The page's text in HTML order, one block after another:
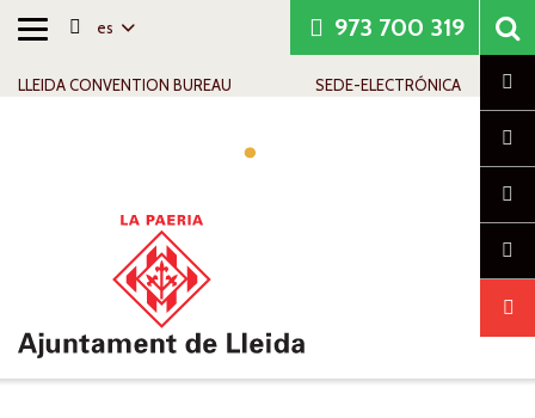
Alternar
es
LLEIDA CONVENTION BUREAU SEDE-ELECTRÓNICA
973 700 319